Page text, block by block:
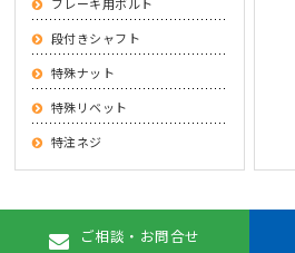
段付きシャフト
特殊ナット
特殊リベット
特注ネジ
ご相談・お問合せ